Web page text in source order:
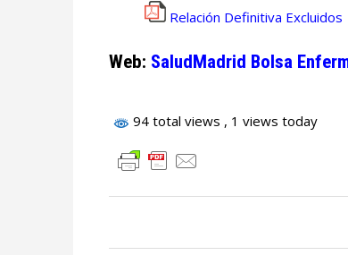
Relación Definitiva Excluidos
Web: SaludMadrid Bolsa
94 total views , 1 views today